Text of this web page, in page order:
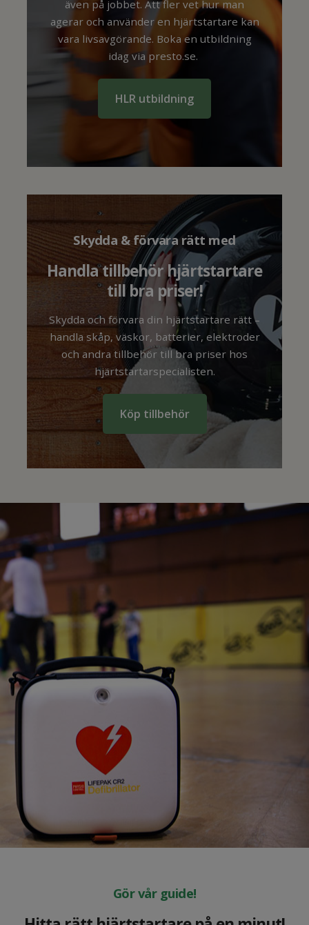
även på jobbet. Att fler vet hur man
agerar och använder en hjärtstartare kan
vara livsavgörande. Boka en utbildning
idag via presto.se.
HLR utbildning
Skydda & förvara rätt med
Handla tillbehör hjärtstartare
till bra priser!
Skydda och förvara din hjärtstartare rätt –
handla skåp, väskor, batterier, elektroder
och andra tillbehör till bra priser hos
hjärtstartarspecialisten.
Köp tillbehör
Gör vår guide!